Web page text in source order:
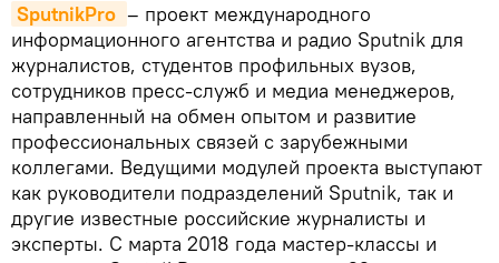
SputnikPro – проект международного
информационного агентства и радио Sputnik для
журналистов, студентов профильных вузов,
сотрудников пресс-служб и медиа менеджеров,
направленный на обмен опытом и развитие
профессиональных связей с зарубежными
коллегами. Ведущими модулей проекта выступают
как руководители подразделений Sputnik, так и
другие известные российские журналисты и
эксперты. С марта 2018 года мастер-классы и